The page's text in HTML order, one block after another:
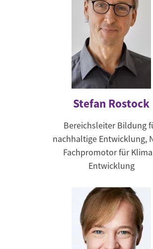
Stefan Rostock
Bereichsleiter Bildung
nachhaltige Entwicklung,
Fachpromotor für
Entwicklung